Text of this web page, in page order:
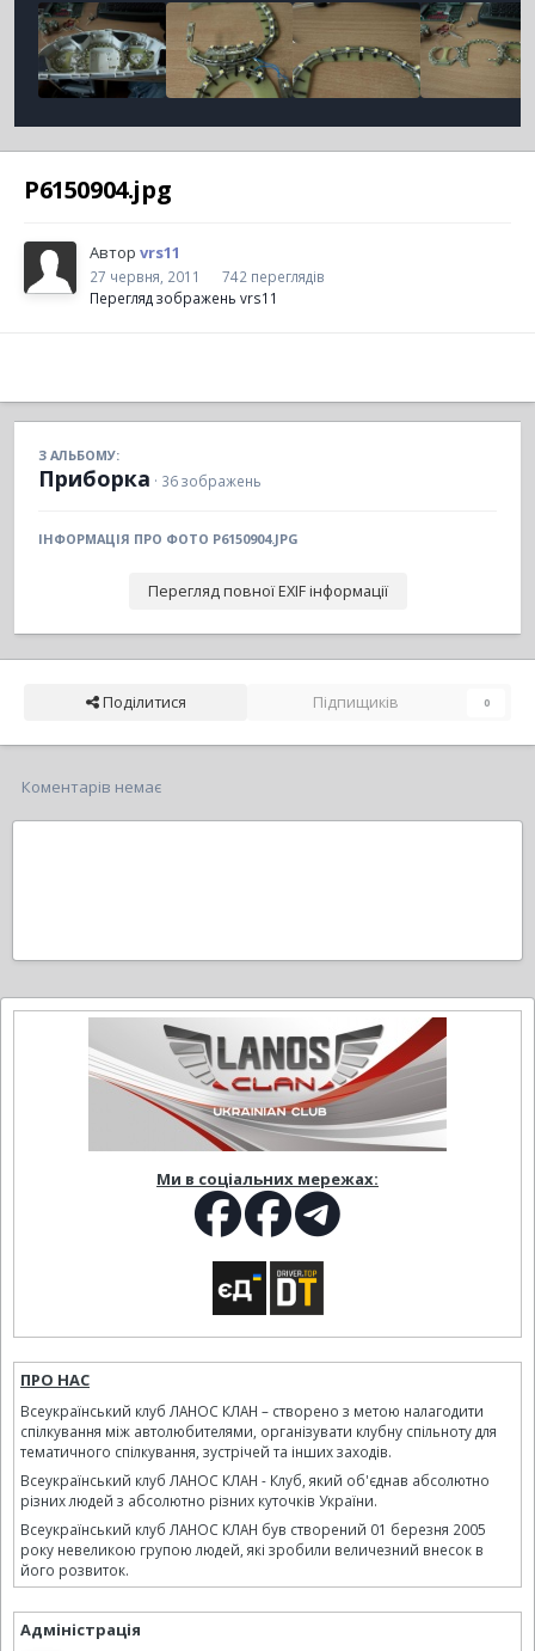
P6150904.jpg
Автор vrs11
27 червня, 2011
742 переглядів
Перегляд зображень vrs11
З АЛЬБОМУ:
Приборка · 36 зображень
ІНФОРМАЦІЯ ПРО ФОТО P6150904.JPG
Перегляд повної EXIF інформації
Поділитися Підпищиків 0
Коментарів немає
Ми в соціальних мережах:
ПРО НАС
Всеукраїнський клуб ЛАНОС КЛАН – створено з метою налагодити
спілкування між автолюбителями, організувати клубну спільноту для
тематичного спілкування, зустрічей та інших заходів.
Всеукраїнський клуб ЛАНОС КЛАН - Клуб, який об'єднав абсолютно
різних людей з абсолютно різних куточків України.
Всеукраїнський клуб ЛАНОС КЛАН був створений 01 березня 2005
року невеликою групою людей, які зробили величезний внесок в
його розвиток.
Адміністрація